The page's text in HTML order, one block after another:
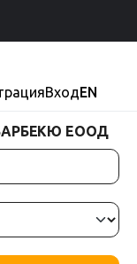
ВходEN
ЕООД